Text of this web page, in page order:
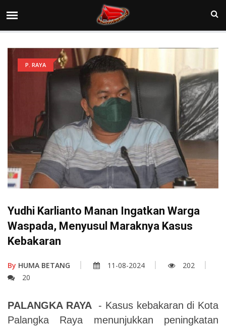
P. RAYA
Yudhi Karlianto Manan Ingatkan Warga
Waspada, Menyusul Maraknya Kasus
Kebakaran
By HUMA BETANG 11-08-2024
202
20
PALANGKA RAYA- Kasus kebakaran di Kota
Palangka Raya menunjukkan peningkatan